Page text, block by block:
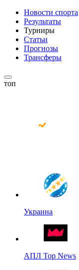
Новости спорта
Результаты
Турниры
Статьи
Прогнозы
Трансферы
топ
Украина
АПЛ Top News